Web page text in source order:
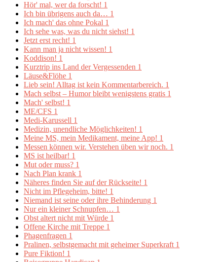
Hör' mal, wer da forscht! 1
Ich bin übrigens auch da… 1
Ich mach' das ohne Pokal 1
Ich sehe was, was du nicht siehst! 1
Jetzt erst recht! 1
Kann man ja nicht wissen! 1
Koddison! 1
Kurztrip ins Land der Vergessenden 1
Läuse&Flöhe 1
Lieb sein! Alltag ist kein Kommentarbereich. 1
Mach selbst – Humor bleibt wenigstens gratis 1
Mach' selbst! 1
ME/CFS 1
Medi-Karussell 1
Medizin, unendliche Möglichkeiten! 1
Meine MS, mein Medikament, meine App! 1
Messen können wir. Verstehen üben wir noch. 1
MS ist heilbar! 1
Mut oder muss? 1
Nach Plan krank 1
Näheres finden Sie auf der Rückseite! 1
Nicht im Pflegeheim, bitte! 1
Niemand ist seine oder ihre Behinderung 1
Nur ein kleiner Schnupfen… 1
Obst altert nicht mit Würde 1
Offene Kirche mit Treppe 1
Phagenfragen 1
Pralinen, selbstgemacht mit geheimer Superkraft 1
Pure Fiktion! 1